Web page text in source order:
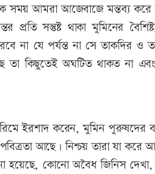
আমরা আজেবাজে মন্তব্য করে
প্রতি সন্তুষ্ট থাকা মুমিনের
না যে পর্যন্ত না সে তাকদির
তা কিছুতেই অঘটিত থাকত না
ইরশাদ করেন, মুমিন পুরুষদের
আছে। নিশ্চয় তারা যা
কোনো অবৈধ জিনিস দেখা,